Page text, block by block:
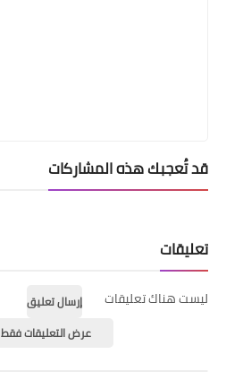
قد تُعجبك هذه المشاركات
تعليقات
ليست هناك تعليقات
إرسال تعليق
عرض التعليقات فقط